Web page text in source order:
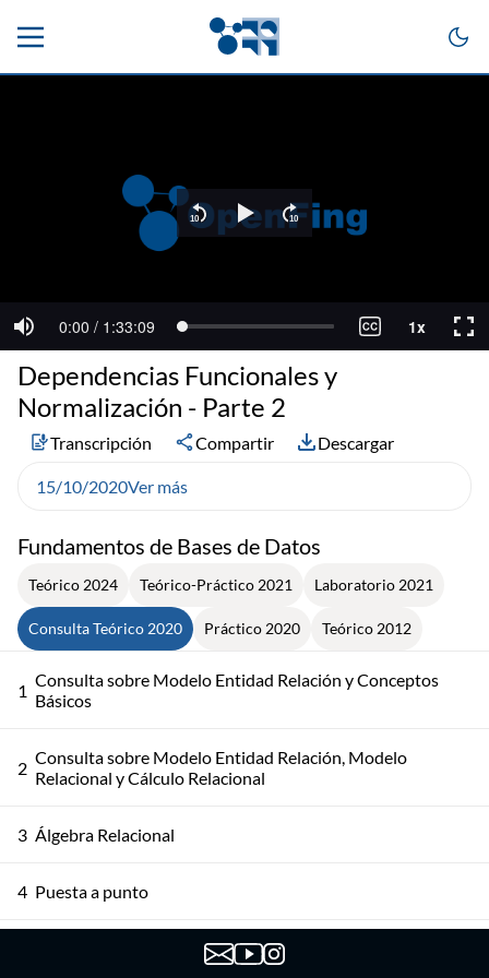
Fundamentos de Bases de Datos
Teórico 2024 Teórico-Práctico 2021 Laboratorio 2021
Consulta Teórico 2020 Práctico 2020 Teórico 2012
1 Consulta sobre Modelo Entidad Relación y Conceptos
Básicos
2 Consulta sobre Modelo Entidad Relación, Modelo
Relacional y Cálculo Relacional
3 Álgebra Relacional
4 Puesta a punto
SQL y Dependencias Funcionales
Dependencias Funcionales y
Normalización - Parte 2
Transcripción Compartir Descargar
15/10/2020Ver más